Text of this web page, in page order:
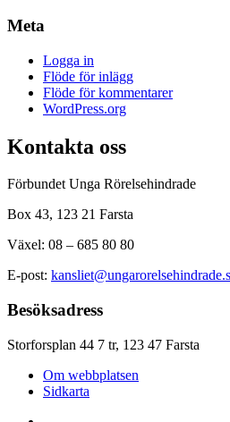
Meta
Logga in
Flöde för inlägg
Flöde för kommentarer
WordPress.org
Kontakta oss
Förbundet Unga Rörelsehindrade
Box 43, 123 21 Farsta
Växel: 08 – 685 80 80
E-post:
Besöksadress
Storforsplan 44 7 tr, 123 47 Farsta
Om webbplatsen
Sidkarta